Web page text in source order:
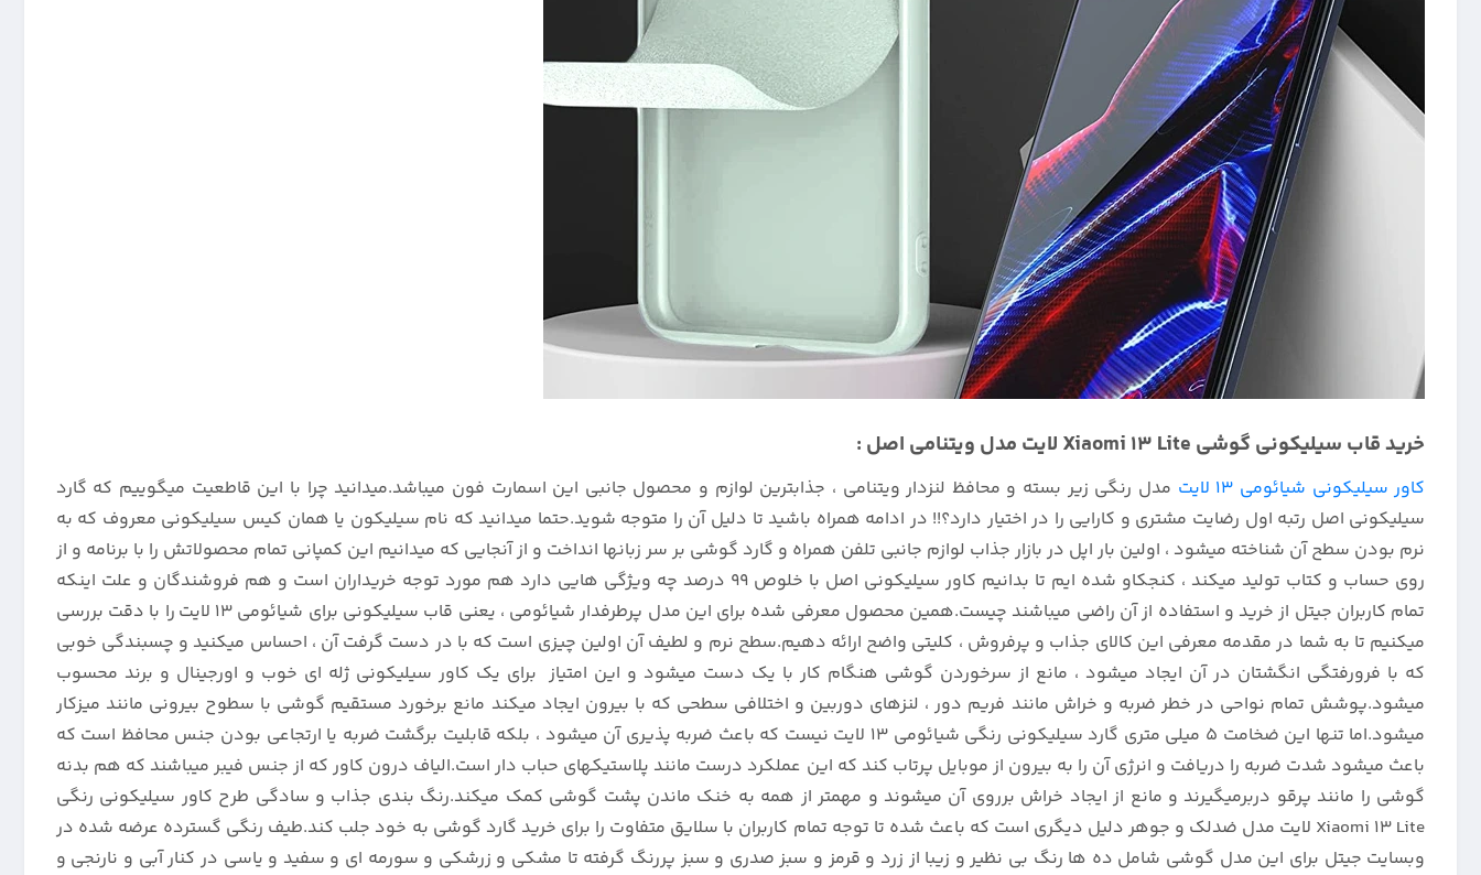
خرید قاب سیلیکونی گوشی Xiaomi 13 Lite لایت مدل ویتنامی اصل :
کاور سیلیکونی شیائومی 13 لایت
مدل رنگی زیر بسته و محافظ لنزدار ویتنامی ، جذابترین لوازم و محصول جانبی این اسمارت فون میباشد.میدانید چرا با این قاطعیت میگوییم که گارد
سیلیکونی اصل رتبه اول رضایت مشتری و کارایی را در اختیار دارد؟!! در ادامه همراه باشید تا دلیل آن را متوجه شوید.حتما میدانید که نام سیلیکون یا همان کیس سیلیکونی معروف که به
نرم بودن سطح آن شناخته میشود ، اولین بار اپل در بازار جذاب لوازم جانبی تلفن همراه و گارد گوشی بر سر زبانها انداخت و از آنجایی که میدانیم این کمپانی تمام محصولاتش را با برنامه و از
روی حساب و کتاب تولید میکند ، کنجکاو شده ایم تا بدانیم کاور سیلیکونی اصل با خلوص 99 درصد چه ویژگی هایی دارد هم مورد توجه خریداران است و هم فروشندگان و علت اینکه
تمام کاربران جیتل از خرید و استفاده از آن راضی میباشند چیست.همین محصول معرفی شده برای این مدل پرطرفدار شیائومی ، یعنی قاب سیلیکونی برای شیائومی 13 لایت را با دقت بررسی
میکنیم تا به شما در مقدمه معرفی این کالای جذاب و پرفروش ، کلیتی واضح ارائه دهیم.سطح نرم و لطیف آن اولین چیزی است که با در دست گرفت آن ، احساس میکنید و چسبندگی خوبی
که با فرورفتگی انگشتان در آن ایجاد میشود ، مانع از سرخوردن گوشی هنگام کار با یک دست میشود و این امتیاز برای یک کاور سیلیکونی ژله ای خوب و اورجینال و برند محسوب
میشود.پوشش تمام نواحی در خطر ضربه و خراش مانند فریم دور ، لنزهای دوربین و اختلافی سطحی که با بیرون ایجاد میکند مانع برخورد مستقیم گوشی با سطوح بیرونی مانند میزکار
میشود.اما تنها این ضخامت 5 میلی متری گارد سیلیکونی رنگی شیائومی 13 لایت نیست که باعث ضربه پذیری آن میشود ، بلکه قابلیت برگشت ضربه یا ارتجاعی بودن جنس محافظ است که
باعث میشود شدت ضربه را دریافت و انرژی آن را به بیرون از موبایل پرتاب کند که این عملکرد درست مانند پلاستیکهای حباب دار است.الیاف درون کاور که از جنس فیبر میباشند که هم بدنه
گوشی را مانند پرقو دربرمیگیرند و مانع از ایجاد خراش برروی آن میشوند و مهمتر از همه به خنک ماندن پشت گوشی کمک میکند.رنگ بندی جذاب و سادگی طرح کاور سیلیکونی رنگی
Xiaomi 13 Lite لایت مدل ضدلک و جوهر دلیل دیگری است که باعث شده تا توجه تمام کاربران با سلایق متفاوت را برای خرید گارد گوشی به خود جلب کند.طیف رنگی گسترده عرضه شده در
وبسایت جیتل برای این مدل گوشی شامل ده ها رنگ بی نظیر و زیبا از زرد و قرمز و سبز صدری و سبز پررنگ گرفته تا مشکی و زرشکی و سورمه ای و سفید و یاسی در کنار آبی و نارنجی و